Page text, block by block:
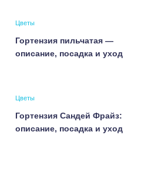
Цветы
Гортензия пильчатая —
описание, посадка и уход
Цветы
Гортензия Сандей Фрайз:
описание, посадка и уход